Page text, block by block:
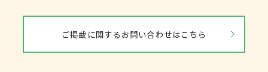
ご掲載に関するお問い合わせはこちら